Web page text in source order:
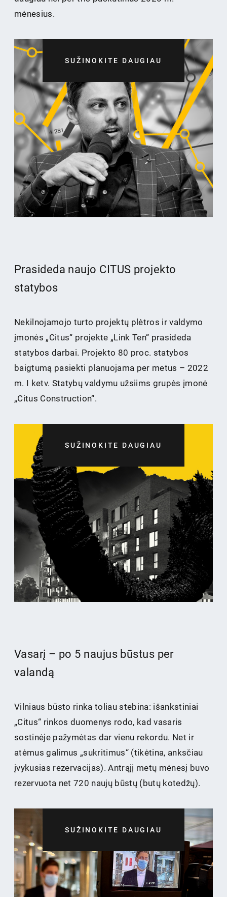
mėnesius.
SUŽINOKITE DAUGIAU
Prasideda naujo CITUS projekto
statybos
Nekilnojamojo turto projektų plėtros ir valdymo
įmonės „Citus“ projekte „Link Ten“ prasideda
statybos darbai. Projekto 80 proc. statybos
baigtumą pasiekti planuojama per metus – 2022
m. I ketv. Statybų valdymu užsiims grupės įmonė
„Citus Construction“.
SUŽINOKITE DAUGIAU
Vasarį – po 5 naujus būstus per
valandą
Vilniaus būsto rinka toliau stebina: išankstiniai
„Citus“ rinkos duomenys rodo, kad vasaris
sostinėje pažymėtas dar vienu rekordu. Net ir
atėmus galimus „sukritimus“ (tikėtina, anksčiau
įvykusias rezervacijas). Antrąjį metų mėnesį buvo
rezervuota net 720 naujų būstų (butų kotedžų).
SUŽINOKITE DAUGIAU